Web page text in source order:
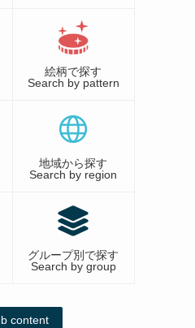
絵柄で探す
Search by pattern
地域から探す
Search by region
グループ別で探す
Search by group
content